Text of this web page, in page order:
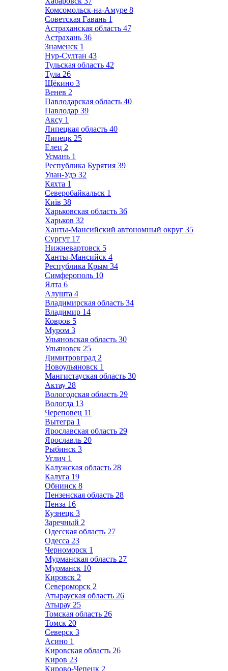
Комсомольск-на-Амуре 8
Советская Гавань 1
Астраханская область 47
Астрахань 36
Знаменск 1
Нур-Султан 43
Тульская область 42
Тула 26
Щёкино 3
Венев 2
Павлодарская область 40
Павлодар 39
Аксу 1
Липецкая область 40
Липецк 25
Елец 2
Усмань 1
Республика Бурятия 39
Улан-Удэ 32
Кяхта 1
Северобайкальск 1
Київ 38
Харьковская область 36
Харьков 32
Ханты-Мансийский автономный округ 35
Сургут 17
Нижневартовск 5
Ханты-Мансийск 4
Республика Крым 34
Симферополь 10
Ялта 6
Алушта 4
Владимирская область 34
Владимир 14
Ковров 5
Муром 3
Ульяновская область 30
Ульяновск 25
Димитровград 2
Новоульяновск 1
Мангистауская область 30
Актау 28
Вологодская область 29
Вологда 13
Череповец 11
Вытегра 1
Ярославская область 29
Ярославль 20
Рыбинск 3
Углич 1
Калужская область 28
Калуга 19
Обнинск 8
Пензенская область 28
Пенза 16
Кузнецк 3
Заречный 2
Одесская область 27
Одесса 23
Черноморск 1
Мурманская область 27
Мурманск 10
Кировск 2
Североморск 2
Атырауская область 26
Атырау 25
Томская область 26
Томск 20
Северск 3
Асино 1
Кировская область 26
Киров 23
Кирово-Чепецк 2